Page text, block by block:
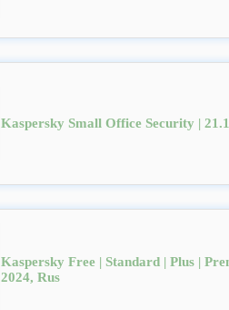
Kaspersky Small Office Security |
Kaspersky Free | Standard | Plus |
2024, Rus